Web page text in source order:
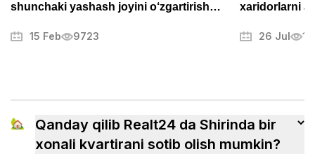
shunchaki yashash joyini o‘zgartirish
qiladigan muhim bosqichdir. Bu jarayon
qanday samarali tashkil qilish, ortiqcha
xavotirlardan qochish va yangi uyingizga
tezroq ko‘nikish usullarini ko‘rib chiqamiz.
15 Feb 9723
xaridorlarni
26 Jul
🏡
Qanday qilib Realt24 da Shirinda bir
xonali kvartirani sotib olish mumkin?